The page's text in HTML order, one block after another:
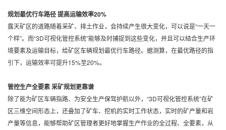
规划最优行车路径 提高运输效率20%
露天矿区的道路随着采矿、排土作业，会持续产生很大变化，可以说是“一天一
个样”。而“3D可视化管控系统”能够及时捕捉到这些变化，并且可以结合生产环
境要素及运输目标，给矿区车辆规划最优行车路径。据测算，在最优路径的指
引下，运输效率可提升15%至20%。
管控生产全要素 采矿规划更靠谱
除了能为矿区车辆指路、为安全生产保驾护航以外，“3D可视化管控系统”在矿
区三维空间形态上，还叠加了矿车、挖机的实时工作状态，实时的矿产量和岩
产量等信息，能够帮助矿区管理者更好地掌握生产作业的全过程、全要素，从